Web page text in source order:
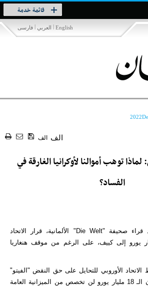
قائمة خدمة
Toggle
navigation
فارسی | العربي | English
الف الف
توهب أموالنا لأوكرانيا الغارقة في
الفساد؟
برلين – وكالات : انتقد قراء صحيفة "Die Welt" الألمانية، قرار الاتحاد
إرسال 18 مليار يورو إلى كييف، على الرغم من موقف هنغاريا
الأوروبي للتحايل على حق النقض "الفيتو"
الذي اتخذته هنغاريا، كون الـ 18 مليار يورو لن تخصص من الميزانية العامة